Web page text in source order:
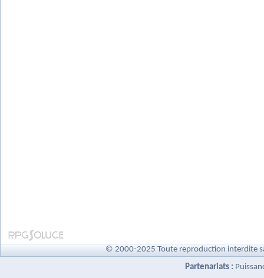
© 2000-2025 Toute reproduction interdite
Partenariats :